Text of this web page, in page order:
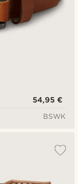
54,95 €
BSWK